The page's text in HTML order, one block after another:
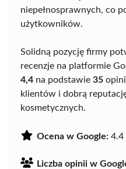
niepełnosprawnych, co
użytkowników.
Solidną pozycję firmy
recenzje na platformie
4,4 na podstawie 35
klientów i dobrą
kosmetycznych.
Ocena w Google: 4.4
Liczba opinii w